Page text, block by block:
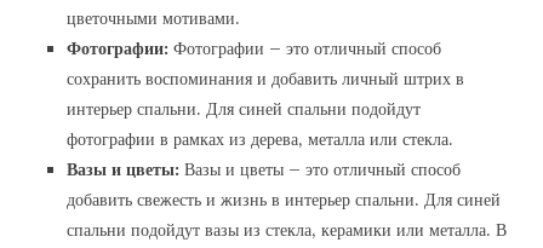
цветочными мотивами.
Фотографии: Фотографии – это отличный способ
сохранить воспоминания и добавить личный штрих в
интерьер спальни. Для синей спальни подойдут
фотографии в рамках из дерева‚ металла или стекла.
Вазы и цветы: Вазы и цветы – это отличный способ
добавить свежесть и жизнь в интерьер спальни. Для синей
спальни подойдут вазы из стекла‚ керамики или металла. В